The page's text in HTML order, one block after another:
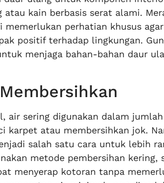
kain berbasis serat alami.
memerlukan perhatian khusus
positif terhadap lingkungan.
menjaga bahan-bahan daur
air sering digunakan dalam
karpet atau membersihkan jok.
salah satu cara untuk lebih
metode pembersihan kering,
menyerap kotoran tanpa